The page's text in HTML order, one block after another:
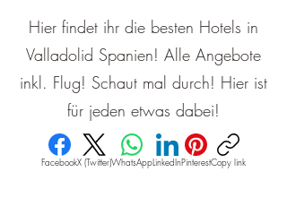
Hier findet ihr die besten Hotels in
Valladolid Spanien! Alle Angebote
inkl. Flug! Schaut mal durch! Hier ist
für jeden etwas dabei!
FacebookX (Twitter)WhatsAppLinkedInPinterestCopy link